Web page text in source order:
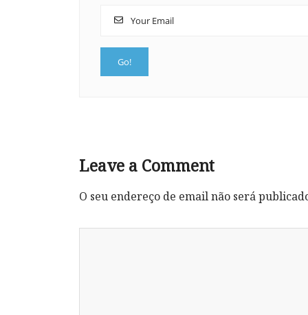
Leave a Comment
O seu endereço de email não será